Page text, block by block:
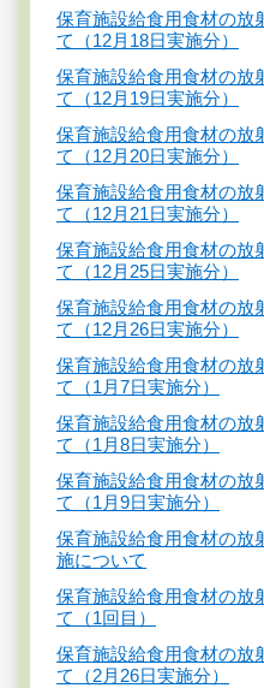
保育施設給食用食材の放
て（12月18日実施分）
保育施設給食用食材の放
て（12月19日実施分）
保育施設給食用食材の放
て（12月20日実施分）
保育施設給食用食材の放
て（12月21日実施分）
保育施設給食用食材の放
て（12月25日実施分）
保育施設給食用食材の放
て（12月26日実施分）
保育施設給食用食材の放
て（1月7日実施分）
保育施設給食用食材の放
て（1月8日実施分）
保育施設給食用食材の放
て（1月9日実施分）
保育施設給食用食材の放
施について
保育施設給食用食材の放
て（1回目）
保育施設給食用食材の放
て（2月26日実施分）